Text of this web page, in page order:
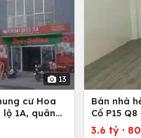
13
cư Hoa
lộ 1A, quân
Bán nhà
Cố P15 Q8
3.6 tỷ ·